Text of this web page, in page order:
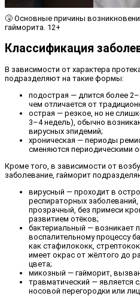
🤧 Основные причины
гайморита. 12+
Классификация
В зависимости от характера
подразделяют на такие формы:
подострая — длится более
чем отличается от
острая — резкое, но не
3–4 недель), обычно
вирусных эпидемий;
хроническая — периоды
сменяются периодическими
Кроме того, в зависимости от
заболевание, гайморит
вирусный — проходит в
респираторных
прозрачный, без примеси
развитием отёков;
бактериальный — возникает
воспалительному процессу
как стафилококк,
имеет окрас от жёлтого до
цвета;
микозный — гайморит,
травматический — является
носовой перегородки или